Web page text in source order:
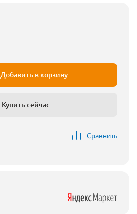
Добавить в корзину
Купить сейчас
Сравнить